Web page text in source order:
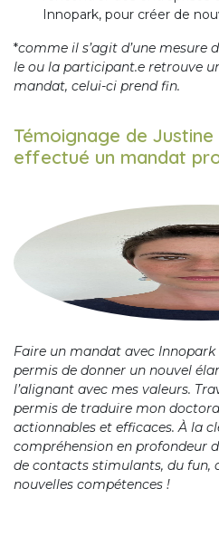
Innopark, pour créer de
*comme il s’agit d’une mesure
le ou la participant.e retrouve
mandat, celui-ci prend fin.
Témoignage de
effectué un mandat
Faire un mandat avec Innopark
permis de donner un nouvel
l’alignant avec mes valeurs.
permis de traduire mon
actionnables et efficaces. À la
compréhension en profondeur
de contacts stimulants, du fun,
nouvelles compétences !